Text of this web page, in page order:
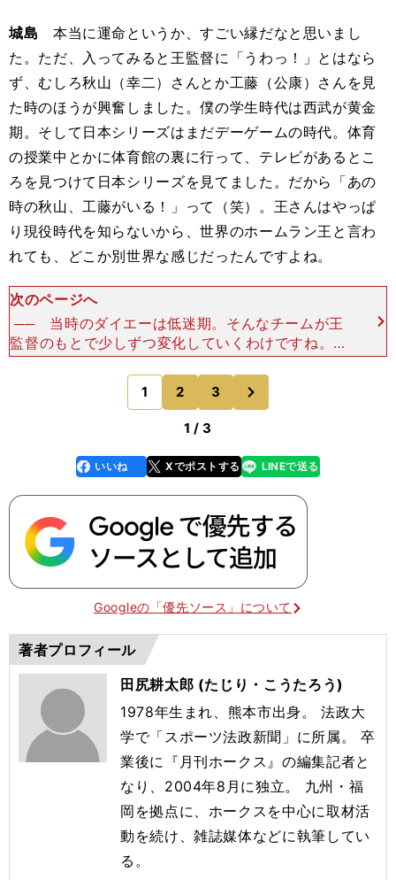
城島 本当に運命というか、すごい縁だなと思いまし
た。ただ、入ってみると王監督に「うわっ！」とはなら
ず、むしろ秋山（幸二）さんとか工藤（公康）さんを見
た時のほうが興奮しました。僕の学生時代は西武が黄金
期。そして日本シリーズはまだデーゲームの時代。体育
の授業中とかに体育館の裏に行って、テレビがあるとこ
ろを見つけて日本シリーズを見てました。だから「あの
時の秋山、工藤がいる！」って（笑）。王さんはやっぱ
り現役時代を知らないから、世界のホームラン王と言わ
れても、どこか別世界な感じだったんですよね。
次のページへ
── 当時のダイエーは低迷期。そんなチームが王
監督のもとで少しずつ変化していくわけですね。城
島 僕がルーキーで、王監督は就任したばかりの1
995年のオーストラリアでのキャンプ。その最初の
ミーティング
1 2 3
1 / 3
faceboo
k
いいね Xでポストする
line LINEで送る
Googleの「優先ソース」について
著者プロフィール
田尻耕太郎 (たじり・こうたろう)
1978年生まれ、熊本市出身。 法政大
学で「スポーツ法政新聞」に所属。 卒
業後に『月刊ホークス』の編集記者と
なり、2004年8月に独立。 九州・福
岡を拠点に、ホークスを中心に取材活
動を続け、雑誌媒体などに執筆してい
る。